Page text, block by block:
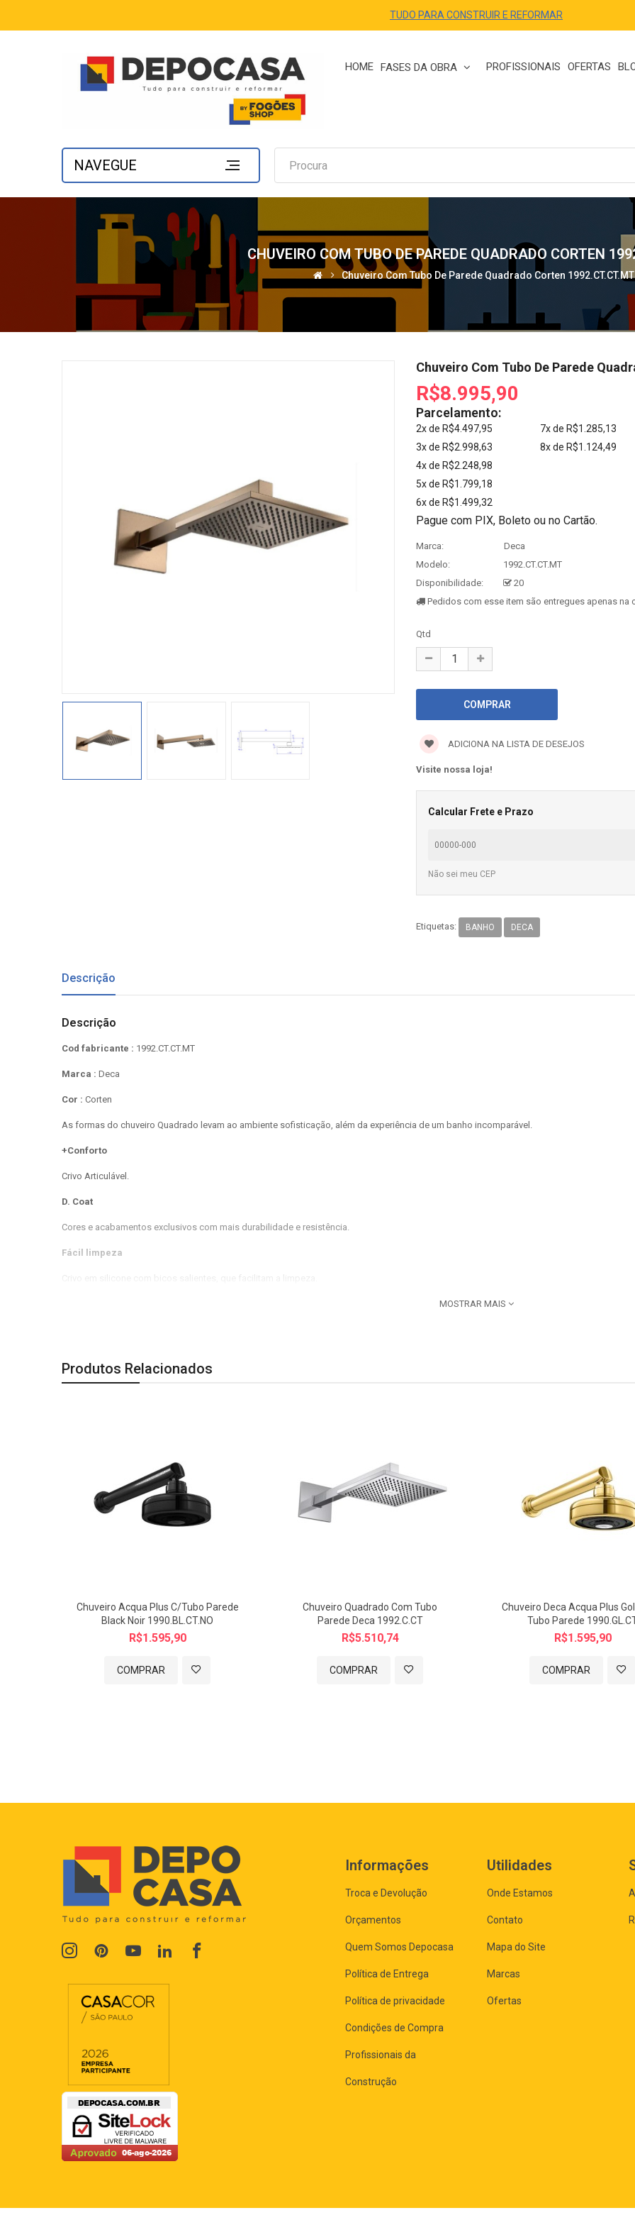
TUDO PARA CONSTRUIR E REFORMAR
HOME FASES DA OBRA PROFISSIONAIS OFERTAS
NAVEGUE
CHUVEIRO COM TUBO DE PAREDE QUADRADO CORTEN
Chuveiro Com Tubo De Parede Quadrado Corten 1992.CT.CT.MT
Chuveiro Com Tubo De Parede
R$8.995,90
Parcelamento:
2x de R$4.497,95
3x de R$2.998,63
4x de R$2.248,98
5x de R$1.799,18
6x de R$1.499,32
7x de R$1.285,13
8x de R$1.124,49
Pague com PIX, Boleto ou no Cartão.
Marca:
Deca
Modelo:
1992.CT.CT.MT
Disponibilidade:
20
Pedidos com esse item são entregues apenas na
Qtd
ADICIONA NA LISTA DE DESEJOS
Visite nossa loja!
Calcular Frete e Prazo
Não sei meu CEP
Etiquetas: BANHO DECA
Descrição
Descrição
Cod fabricante : 1992.CT.CT.MT
Marca : Deca
Cor : Corten
As formas do chuveiro Quadrado levam ao ambiente sofisticação, além da experiência de um banho incomparável.
+Conforto
Crivo Articulável.
D. Coat
Cores e acabamentos exclusivos com mais durabilidade e resistência.
Fácil limpeza
MOSTRAR MAIS
Produtos Relacionados
Chuveiro Acqua Plus C/Tubo Parede
Black Noir 1990.BL.CT.NO
R$1.595,90
COMPRAR
Chuveiro Quadrado Com Tubo
Parede Deca 1992.C.CT
R$5.510,74
COMPRAR
Chuveiro Deca Acqua Plus
Tubo Parede
R$1.595,90
COMPRAR
Informações
Troca e Devolução
Orçamentos
Quem Somos Depocasa
Política de Entrega
Política de privacidade
Condições de Compra
Profissionais da
Construção
Utilidades
Onde Estamos
Contato
Mapa do Site
Marcas
Ofertas